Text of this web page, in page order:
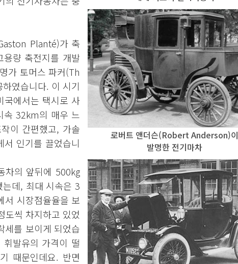
로버트 앤더슨(Robert Anderson)이
발명한 전기마차
Planté)가 축
량 축전지를 개발
가 토머스 파커(Th
였습니다. 이 시기
국에서는 택시로 사
속 32km의 매우 느
이 간편했고, 가솔
인기를 끌었습니
차의 앞뒤에 500kg
데, 최대 시속은 3
서 시장점율율을 보
도씩 차지하고 있었
세를 보이게 되었습
발유의 가격이 떨
때문인데요. 반면